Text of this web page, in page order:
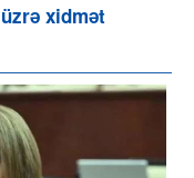
xidmət